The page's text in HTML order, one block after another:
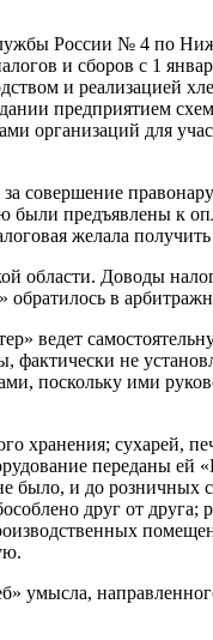
России № 4 по
и сборов с 1
и реализацией
предприятием
организаций для
совершение
предъявлены к
желала
области. Доводы
в
ведет
не
поскольку ими
хранения; сухарей,
переданы ей
и до розничных
друг от друга;
умысла,